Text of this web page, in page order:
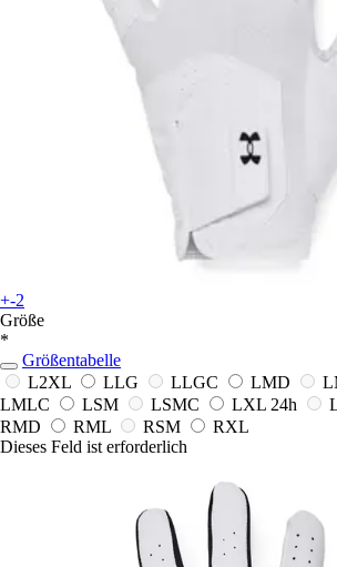
+-2
Größe
*
Größentabelle
L2XL
LLG LLGC LMD
LMLC
LSM LSMC LXL 24h
RMD
RML RSM
RXL
Dieses Feld ist erforderlich